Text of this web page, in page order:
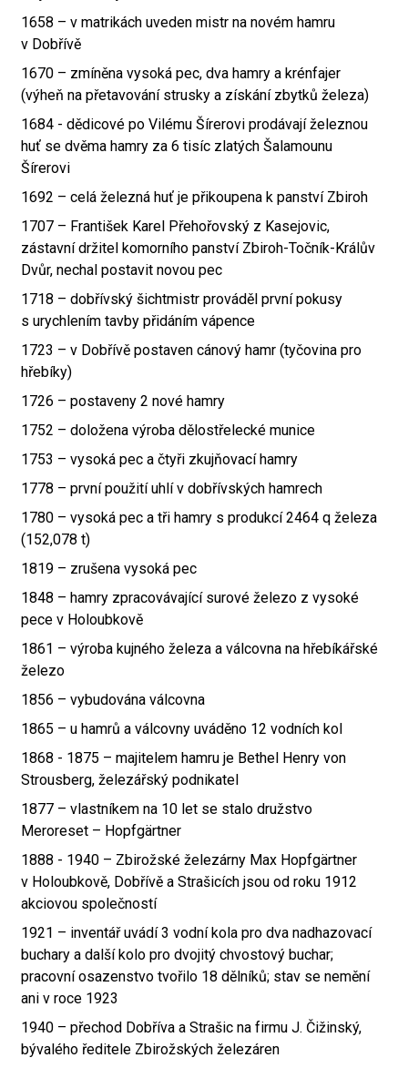
1658 – v matrikách uveden mistr na novém hamru
v Dobřívě
1670 – zmíněna vysoká pec, dva hamry a krénfajer
(výheň na přetavování strusky a získání zbytků železa)
1684 - dědicové po Vilému Šírerovi prodávají železnou
huť se dvěma hamry za 6 tisíc zlatých Šalamounu
Šírerovi
1692 – celá železná huť je přikoupena k panství Zbiroh
1707 – František Karel Přehořovský z Kasejovic,
zástavní držitel komorního panství Zbiroh-Točník-Králův
Dvůr, nechal postavit novou pec
1718 – dobřívský šichtmistr prováděl první pokusy
s urychlením tavby přidáním vápence
1723 – v Dobřívě postaven cánový hamr (tyčovina pro
hřebíky)
1726 – postaveny 2 nové hamry
1752 – doložena výroba dělostřelecké munice
1753 – vysoká pec a čtyři zkujňovací hamry
1778 – první použití uhlí v dobřívských hamrech
1780 – vysoká pec a tři hamry s produkcí 2464 q železa
(152,078 t)
1819 – zrušena vysoká pec
1848 – hamry zpracovávající surové železo z vysoké
pece v Holoubkově
1861 – výroba kujného železa a válcovna na hřebíkářské
železo
1856 – vybudována válcovna
1865 – u hamrů a válcovny uváděno 12 vodních kol
1868 - 1875 – majitelem hamru je Bethel Henry von
Strousberg, železářský podnikatel
1877 – vlastníkem na 10 let se stalo družstvo
Meroreset – Hopfgärtner
1888 - 1940 – Zbirožské železárny Max Hopfgärtner
v Holoubkově, Dobřívě a Strašicích jsou od roku 1912
akciovou společností
1921 – inventář uvádí 3 vodní kola pro dva nadhazovací
buchary a další kolo pro dvojitý chvostový buchar;
pracovní osazenstvo tvořilo 18 dělníků; stav se nemění
ani v roce 1923
1940 – přechod Dobříva a Strašic na firmu J. Čižinský,
bývalého ředitele Zbirožských železáren